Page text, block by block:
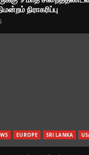
நிராகரிப்பு
EUROPE SRI LANKA